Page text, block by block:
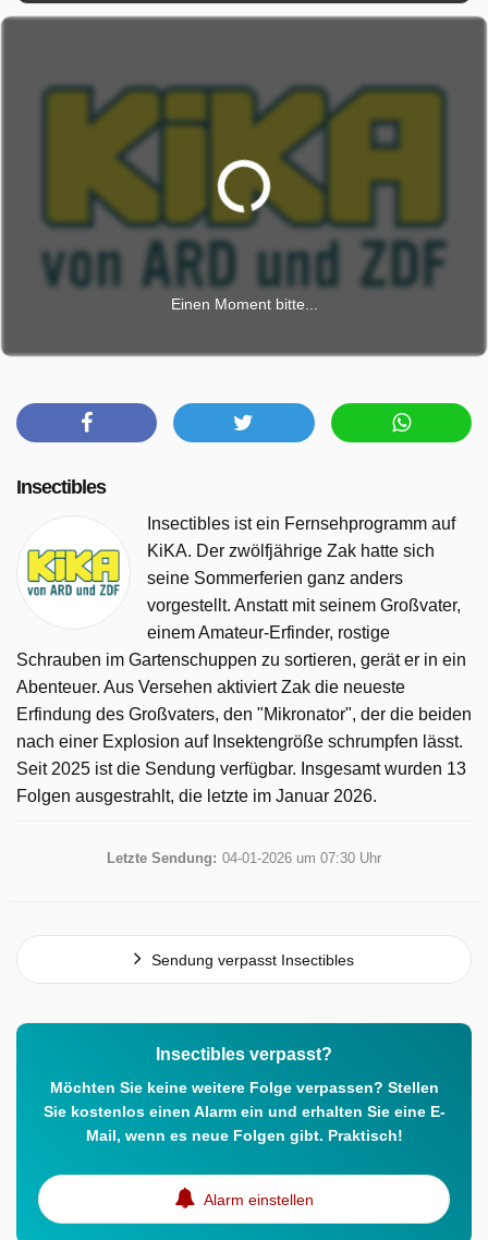
Einen Moment bitte...
Insectibles
Insectibles ist ein Fernsehprogramm auf
KiKA. Der zwölfjährige Zak hatte sich
seine Sommerferien ganz anders
vorgestellt. Anstatt mit seinem Großvater,
einem Amateur-Erfinder, rostige
Schrauben im Gartenschuppen zu sortieren, gerät er in ein
Abenteuer. Aus Versehen aktiviert Zak die neueste
Erfindung des Großvaters, den "Mikronator", der die beiden
nach einer Explosion auf Insektengröße schrumpfen lässt.
Seit 2025 ist die Sendung verfügbar. Insgesamt wurden 13
Folgen ausgestrahlt, die letzte im Januar 2026.
Letzte Sendung: 04-01-2026 um 07:30 Uhr
Sendung verpasst Insectibles
Insectibles verpasst?
Möchten Sie keine weitere Folge verpassen? Stellen
Sie kostenlos einen Alarm ein und erhalten Sie eine E-
Mail, wenn es neue Folgen gibt. Praktisch!
Alarm einstellen